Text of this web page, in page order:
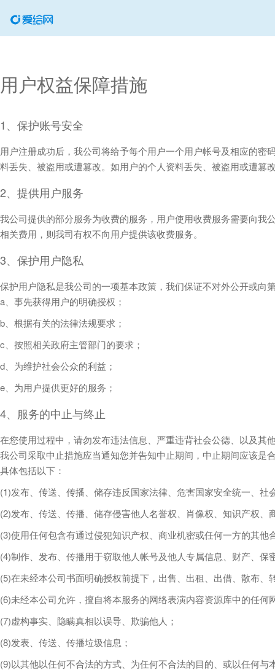
用户权益保障措施
1、保护账号安全
用户注册成功后，我公司将给予每个用户一个用户帐号及相应的
料丢失、被盗用或遭篡改。如用户的个人资料丢失、被盗用或遭
2、提供用户服务
我公司提供的部分服务为收费的服务，用户使用收费服务需要向
相关费用，则我司有权不向用户提供该收费服务。
3、保护用户隐私
保护用户隐私是我公司的一项基本政策，我们保证不对外公开或
a、事先获得用户的明确授权；
b、根据有关的法律法规要求；
c、按照相关政府主管部门的要求；
d、为维护社会公众的利益；
e、为用户提供更好的服务；
4、服务的中止与终止
在您使用过程中，请勿发布违法信息、严重违背社会公德、以及
我公司采取中止措施应当通知您并告知中止期间，中止期间应该
具体包括以下：
(1)发布、传送、传播、储存违反国家法律、危害国家安全统一、
(2)发布、传送、传播、储存侵害他人名誉权、肖像权、知识产权、
(3)使用任何包含有通过侵犯知识产权、商业机密或任何一方的其
(4)制作、发布、传播用于窃取他人帐号及他人专属信息、财产、保
(5)在未经本公司书面明确授权前提下，出售、出租、出借、散布
(6)未经本公司允许，擅自将本服务的网络表演内容资源库中的任
(7)虚构事实、隐瞒真相以误导、欺骗他人；
(8)发表、传送、传播垃圾信息；
(9)以其他以任何不合法的方式、为任何不合法的目的、或以任何与